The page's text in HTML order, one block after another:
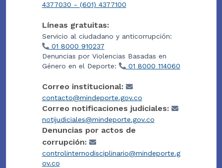
4377030 - (601) 4377100
Líneas gratuitas:
Servicio al ciudadano y anticorrupción:
01 8000 910237
Denuncias por Violencias Basadas en
Género en el Deporte:
01 8000 114060
Correo institucional:
contacto@mindeporte.gov.co
Correo notificaciones judiciales:
notijudiciales@mindeporte.gov.co
Denuncias por actos de
corrupción:
controlinternodisciplinario@mindeporte.g
ov.co